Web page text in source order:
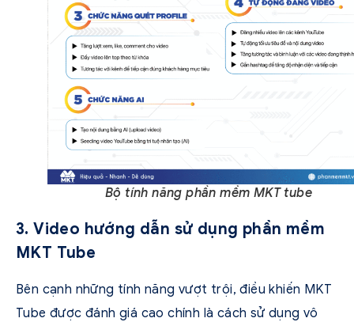
Bộ tính năng phần mềm MKT tube
3. Video hướng dẫn sử dụng phần mềm
MKT Tube
Bên cạnh những tính năng vượt trội, điều khiến MKT
Tube được đánh giá cao chính là cách sử dụng vô